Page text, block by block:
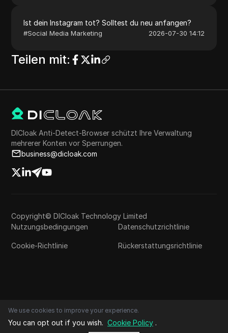
Ist dein Instagram tot? Solltest du neu anfangen?
#Social Media Marketing 2026-07-30 14:12
Teilen mit:
DICloak Anti-Detect-Browser schützt Ihre Verwaltung
mehrerer Konten vor Sperrungen.
business@dicloak.com
Copyright© DICloak Technology Limited
Nutzungsbedingungen
Datenschutzrichtlinie
Cookie-Richtlinie Rückerstattungsrichtlinie
We use cookies to improve your experience.
You can opt out if you wish. Cookie Policy .